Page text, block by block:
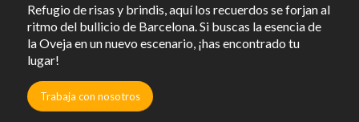
Refugio de risas y brindis, aquí los recuerdos se forjan al
ritmo del bullicio de Barcelona. Si buscas la esencia de
la Oveja en un nuevo escenario, ¡has encontrado tu
lugar!
Trabaja con nosotros